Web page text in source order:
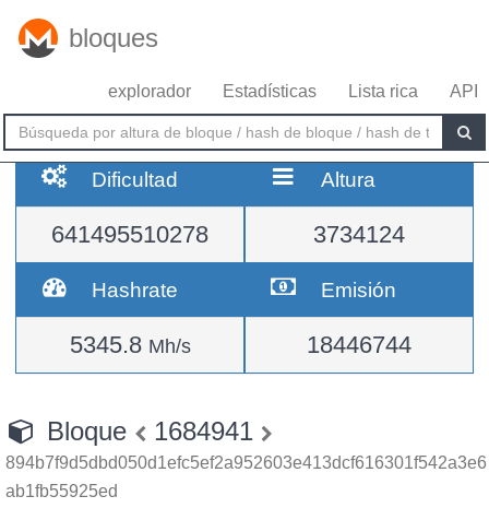
bloques
explorador Estadísticas Lista rica API
Dificultad
641495510278
Altura
3734124
Hashrate
5345.8 Mh/s
Emisión
18446744
Bloque 1684941
894b7f9d5dbd050d1efc5ef2a952603e413dcf616301f542a3e6
ab1fb55925ed